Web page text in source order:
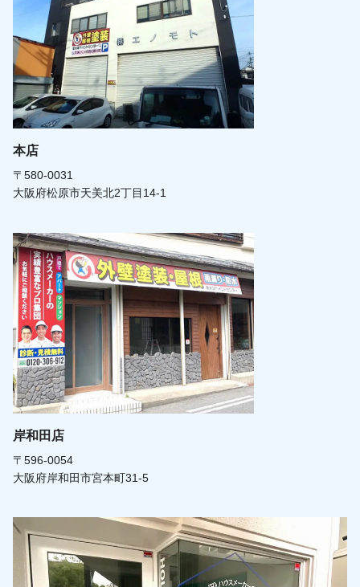
本店
〒580-0031
大阪府松原市天美北2丁目14-1
岸和田店
〒596-0054
大阪府岸和田市宮本町31-5